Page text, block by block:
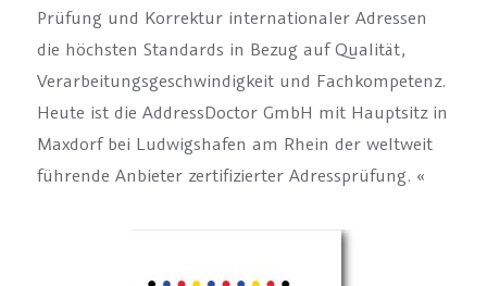
Prüfung und Korrektur internationaler Adressen
die höchsten Standards in Bezug auf Qualität,
Verarbeitungsgeschwindigkeit und Fachkompetenz.
Heute ist die AddressDoctor GmbH mit Hauptsitz in
Maxdorf bei Ludwigshafen am Rhein der weltweit
führende Anbieter zertifizierter Adressprüfung. «